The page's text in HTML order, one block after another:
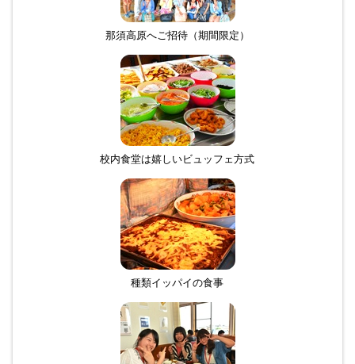
那須高原へご招待（期間限定）
校内食堂は嬉しいビュッフェ方式
種類イッパイの食事